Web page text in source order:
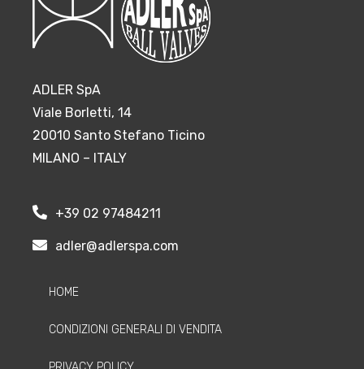
ADLER SpA
Viale Borletti, 14
20010 Santo Stefano Ticino
MILANO – ITALY
+39 02 97484211
adler@adlerspa.com
HOME
CONDIZIONI GENERALI DI VENDITA